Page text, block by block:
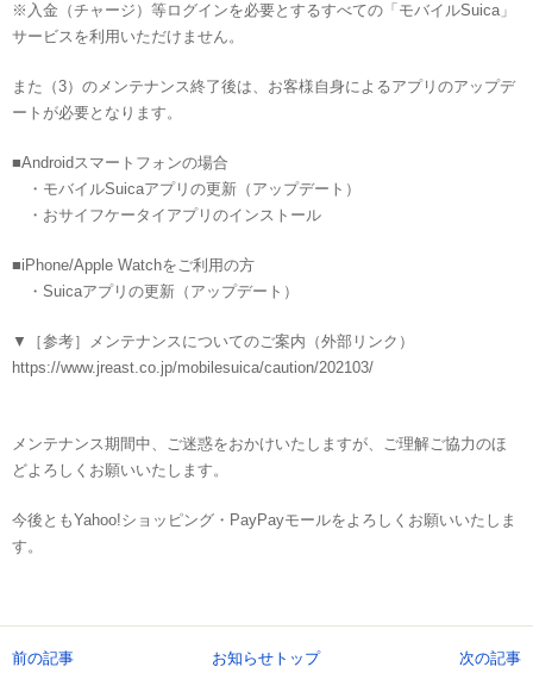
※入金（チャージ）等ログインを必要とするすべての「モバイルSuica」
サービスを利用いただけません。
また（3）のメンテナンス終了後は、お客様自身によるアプリのアップデ
ートが必要となります。
■Androidスマートフォンの場合
・モバイルSuicaアプリの更新（アップデート）
・おサイフケータイアプリのインストール
■iPhone/Apple Watchをご利用の方
・Suicaアプリの更新（アップデート）
▼［参考］メンテナンスについてのご案内（外部リンク）
https://www.jreast.co.jp/mobilesuica/caution/202103/
メンテナンス期間中、ご迷惑をおかけいたしますが、ご理解ご協力のほ
どよろしくお願いいたします。
今後ともYahoo!ショッピング・PayPayモールをよろしくお願いいたしま
す。
前の記事 お知らせトップ 次の記事